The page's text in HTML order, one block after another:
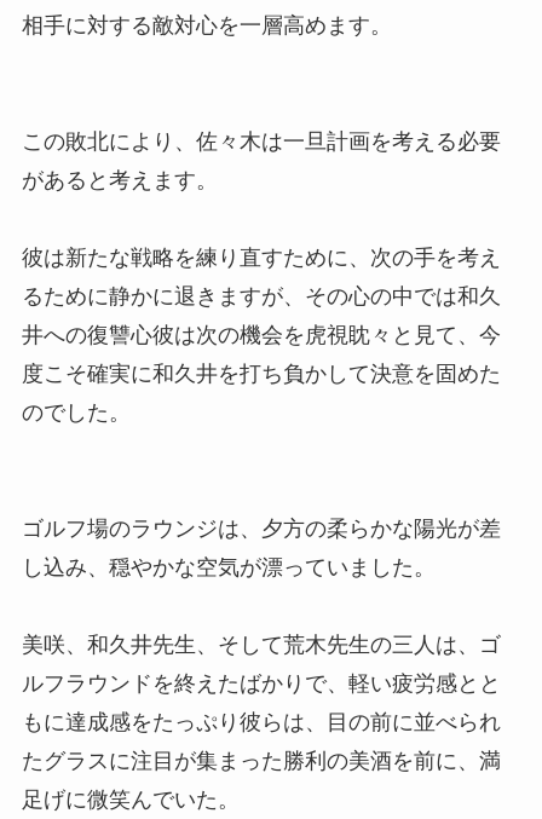
相手に対する敵対心を一層高めます。
この敗北により、佐々木は一旦計画を考える必要
があると考えます。
彼は新たな戦略を練り直すために、次の手を考え
るために静かに退きますが、その心の中では和久
井への復讐心彼は次の機会を虎視眈々と見て、今
度こそ確実に和久井を打ち負かして決意を固めた
のでした。
ゴルフ場のラウンジは、夕方の柔らかな陽光が差
し込み、穏やかな空気が漂っていました。
美咲、和久井先生、そして荒木先生の三人は、ゴ
ルフラウンドを終えたばかりで、軽い疲労感とと
もに達成感をたっぷり彼らは、目の前に並べられ
たグラスに注目が集まった勝利の美酒を前に、満
足げに微笑んでいた。